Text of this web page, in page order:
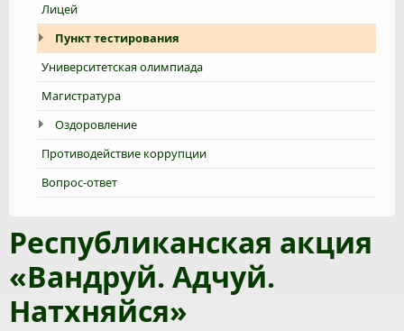
Лицей
Пункт тестирования
Университетская олимпиада
Магистратура
Оздоровление
Противодействие коррупции
Вопрос-ответ
Республиканская акция
«Вандруй. Адчуй.
Натхняйся»